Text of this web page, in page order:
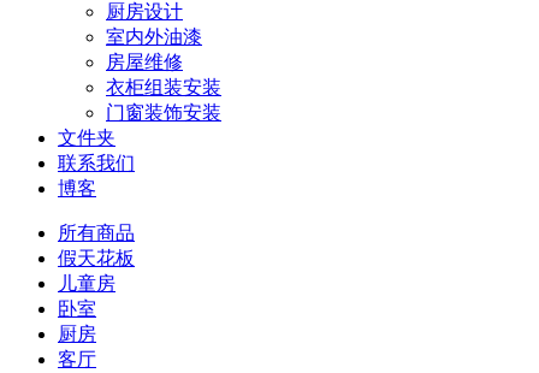
厨房设计
室内外油漆
房屋维修
衣柜组装安装
门窗装饰安装
文件夹
联系我们
博客
所有商品
假天花板
儿童房
卧室
厨房
客厅